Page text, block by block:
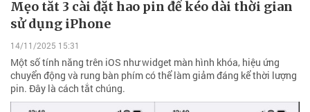
Mẹo tắt 3 cài đặt hao pin để kéo dài thời gian
sử dụng iPhone
14/11/2025 15:31
Một số tính năng trên iOS như widget màn hình khóa, hiệu ứng
chuyển động và rung bàn phím có thể làm giảm đáng kể thời lượng
pin. Đây là cách tắt chúng.